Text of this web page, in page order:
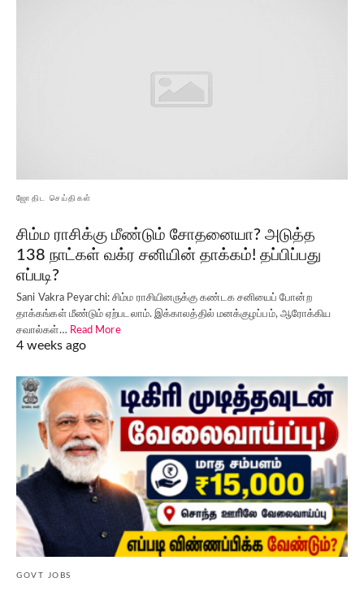
ஜோதிட செய்திகள்
சிம்ம ராசிக்கு மீண்டும் சோதனையா? அடுத்த
138 நாட்கள் வக்ர சனியின் தாக்கம்! தப்பிப்பது
எப்படி?
Sani Vakra Peyarchi: சிம்ம ராசியினருக்கு கண்டக சனியைப் போன்ற
தாக்கங்கள் மீண்டும் ஏற்படலாம். இக்காலத்தில் மனக்குழப்பம், ஆரோக்கிய
சவால்கள்… Read More
4 weeks ago
GOVT JOBS